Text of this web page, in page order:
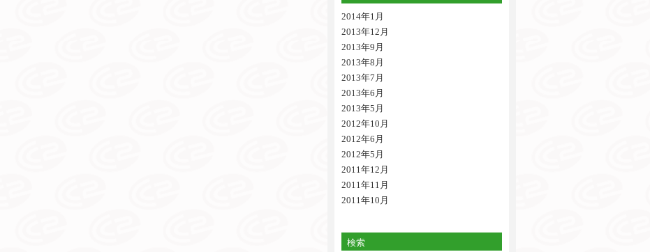
2014年1月
2013年12月
2013年9月
2013年8月
2013年7月
2013年6月
2013年5月
2012年10月
2012年6月
2012年5月
2011年12月
2011年11月
2011年10月
検索